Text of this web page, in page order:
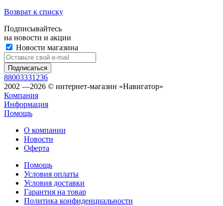
Возврат к списку
Подписывайтесь
на новости и акции
Новости магазина
88003331236
2002 —2026 © интернет-магазин «Навигатор»
Компания
Информация
Помощь
О компании
Новости
Оферта
Помощь
Условия оплаты
Условия доставки
Гарантия на товар
Политика конфиденциальности